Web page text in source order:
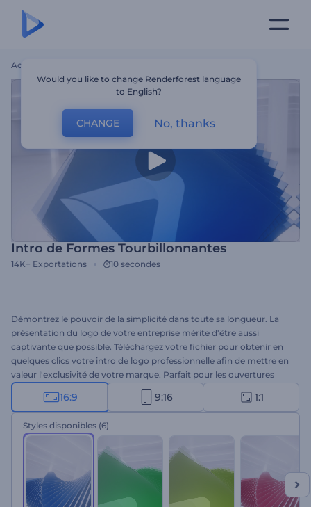
Accueil
Intro de Formes Tourbillonnantes
14K+ Exportations 10 secondes
Démontrez le pouvoir de la simplicité dans toute sa longueur. La
présentation du logo de votre entreprise mérite d'être aussi
captivante que possible. Téléchargez votre fichier pour obtenir en
quelques clics votre intro de logo professionnelle afin de mettre en
valeur l'exclusivité de votre marque. Parfait pour les ouvertures
d'entreprise, les publicités télévisées, les présentations
commerciales et d'autres projets. Utilisez le pouvoir de la simplicité
grâce à cette Intro de Formes Tourbillonnantes. Essayez-le
maintenant !
16:9 9:16 1:1
Styles disponibles (6)
Would you like to change Renderforest language
to English?
CHANGE No, thanks